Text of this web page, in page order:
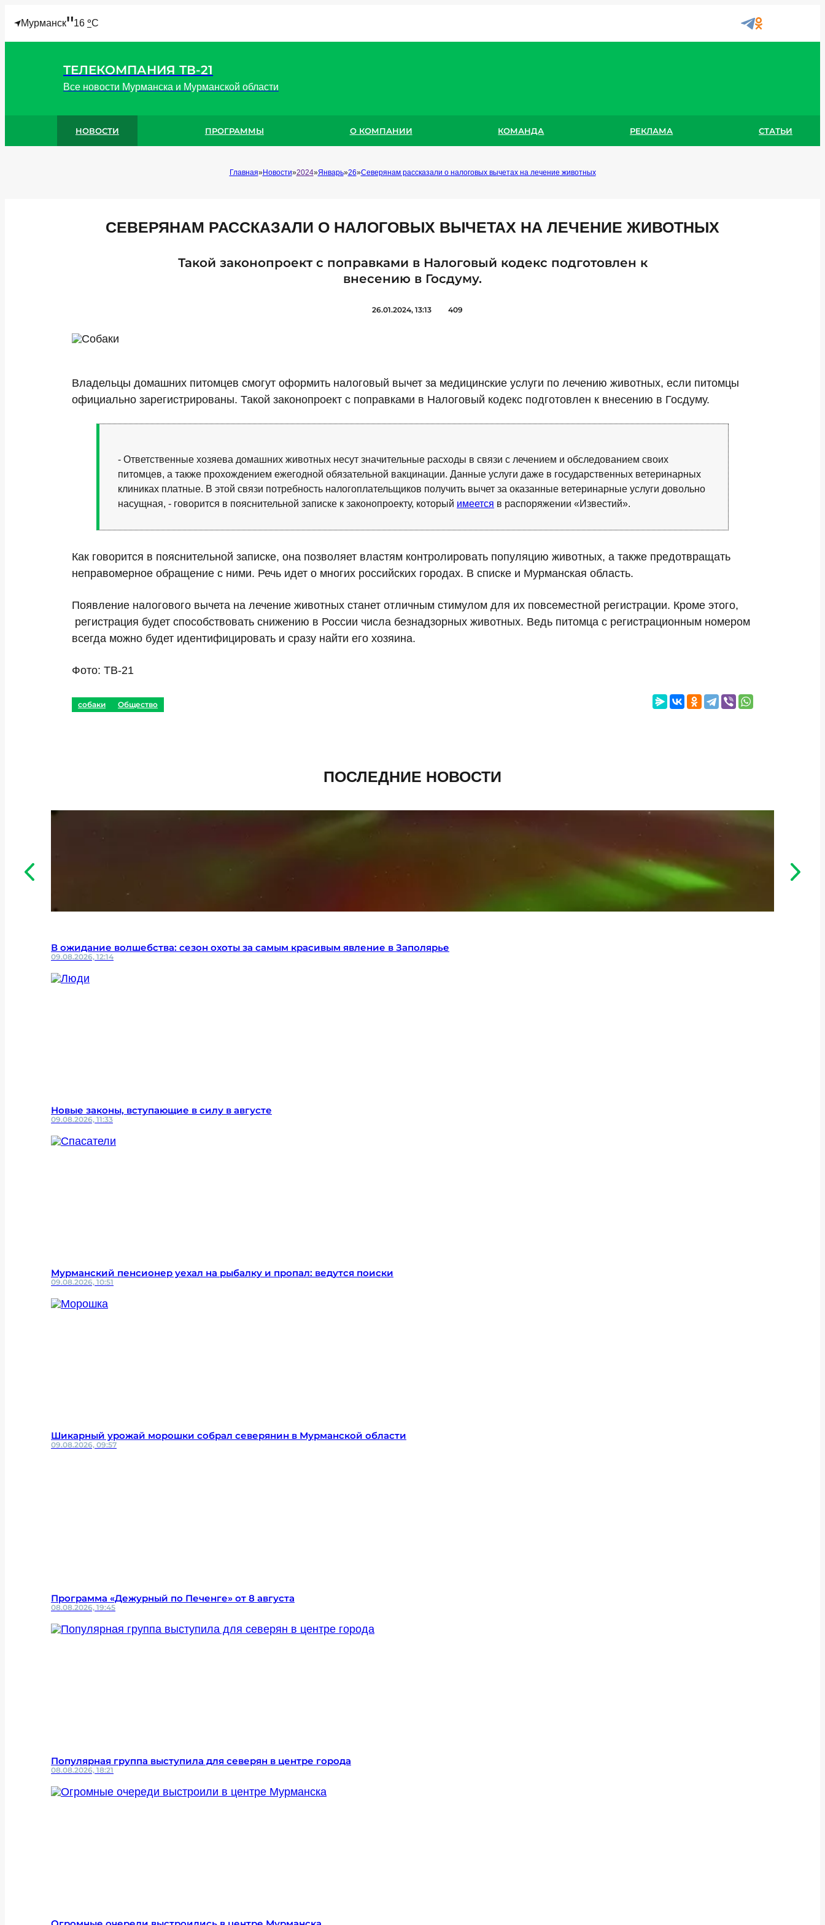
Мурманск"16 °C
ТЕЛЕКОМПАНИЯ ТВ-21
Все новости Мурманска и Мурманской области
НОВОСТИ ПРОГРАММЫ О КОМПАНИИ КОМАНДА РЕКЛАМА СТАТЬИ
Главная Новости 2024 Январь 26 Северянам рассказали о налоговых вычетах на лечение животных
СЕВЕРЯНАМ РАССКАЗАЛИ О НАЛОГОВЫХ ВЫЧЕТАХ НА ЛЕЧЕНИЕ ЖИВОТНЫХ
Такой законопроект с поправками в Налоговый кодекс подготовлен к
внесению в Госдуму.
26.01.2024, 13:13 409
Владельцы домашних питомцев смогут оформить налоговый вычет за медицинские услуги по лечению животных, если питомцы
официально зарегистрированы. Такой законопроект с поправками в Налоговый кодекс подготовлен к внесению в Госдуму.
- Ответственные хозяева домашних животных несут значительные расходы в связи с лечением и обследованием своих
питомцев, а также прохождением ежегодной обязательной вакцинации. Данные услуги даже в государственных ветеринарных
клиниках платные. В этой связи потребность налогоплательщиков получить вычет за оказанные ветеринарные услуги довольно
насущная, - говорится в пояснительной записке к законопроекту, который имеется в распоряжении «Известий».
Как говорится в пояснительной записке, она позволяет властям контролировать популяцию животных, а также предотвращать
неправомерное обращение с ними. Речь идет о многих российских городах. В списке и Мурманская область.
Появление налогового вычета на лечение животных станет отличным стимулом для их повсеместной регистрации. Кроме этого,
регистрация будет способствовать снижению в России числа безнадзорных животных. Ведь питомца с регистрационным номером
всегда можно будет идентифицировать и сразу найти его хозяина.
Фото: ТВ-21
собаки Общество
ПОСЛЕДНИЕ НОВОСТИ
В ожидание волшебства: сезон охоты за самым красивым явление в Заполярье
09.08.2026, 12:14
Новые законы, вступающие в силу в августе
09.08.2026, 11:33
Мурманский пенсионер уехал на рыбалку и пропал: ведутся поиски
09.08.2026, 10:51
Шикарный урожай морошки собрал северянин в Мурманской области
09.08.2026, 09:57
Программа «Дежурный по Печенге» от 8 августа
08.08.2026, 19:45
Популярная группа выступила для северян в центре города
08.08.2026, 18:21